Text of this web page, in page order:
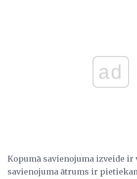
ad
Kopumā savienojuma izveide ir
savienojuma ātrums ir